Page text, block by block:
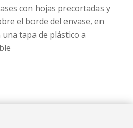
con hojas precortadas y
el borde del envase, en
tapa de plástico a